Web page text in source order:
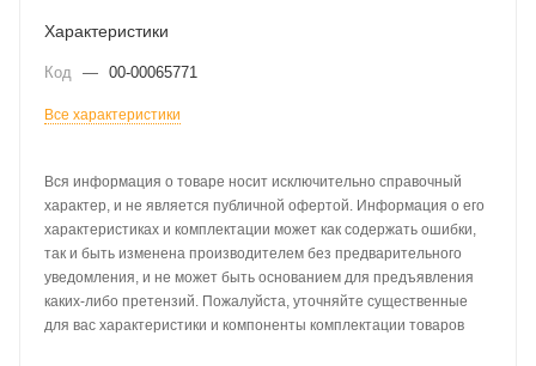
Характеристики
Код — 00-00065771
Все характеристики
Вся информация о товаре носит исключительно справочный
характер, и не является публичной офертой. Информация о его
характеристиках и комплектации может как содержать ошибки,
так и быть изменена производителем без предварительного
уведомления, и не может быть основанием для предъявления
каких-либо претензий. Пожалуйста, уточняйте существенные
для вас характеристики и компоненты комплектации товаров